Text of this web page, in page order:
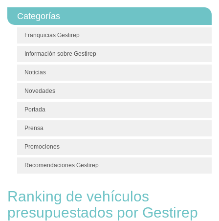
Categorías
Franquicias Gestirep
Información sobre Gestirep
Noticias
Novedades
Portada
Prensa
Promociones
Recomendaciones Gestirep
Ranking de vehículos
presupuestados por Gestirep